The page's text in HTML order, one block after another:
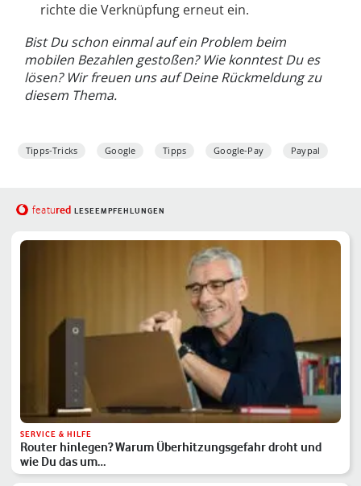
richte die Verknüpfung erneut ein.
Bist Du schon einmal auf ein Problem beim
mobilen Bezahlen gestoßen? Wie konntest Du es
lösen? Wir freuen uns auf Deine Rückmeldung zu
diesem Thema.
Tipps-Tricks Google Tipps Google-Pay Paypal
featured LESEEMPFEHLUNGEN
SERVICE & HILFE
Router hinlegen? Warum Überhitzungsgefahr droht und
wie Du das um…